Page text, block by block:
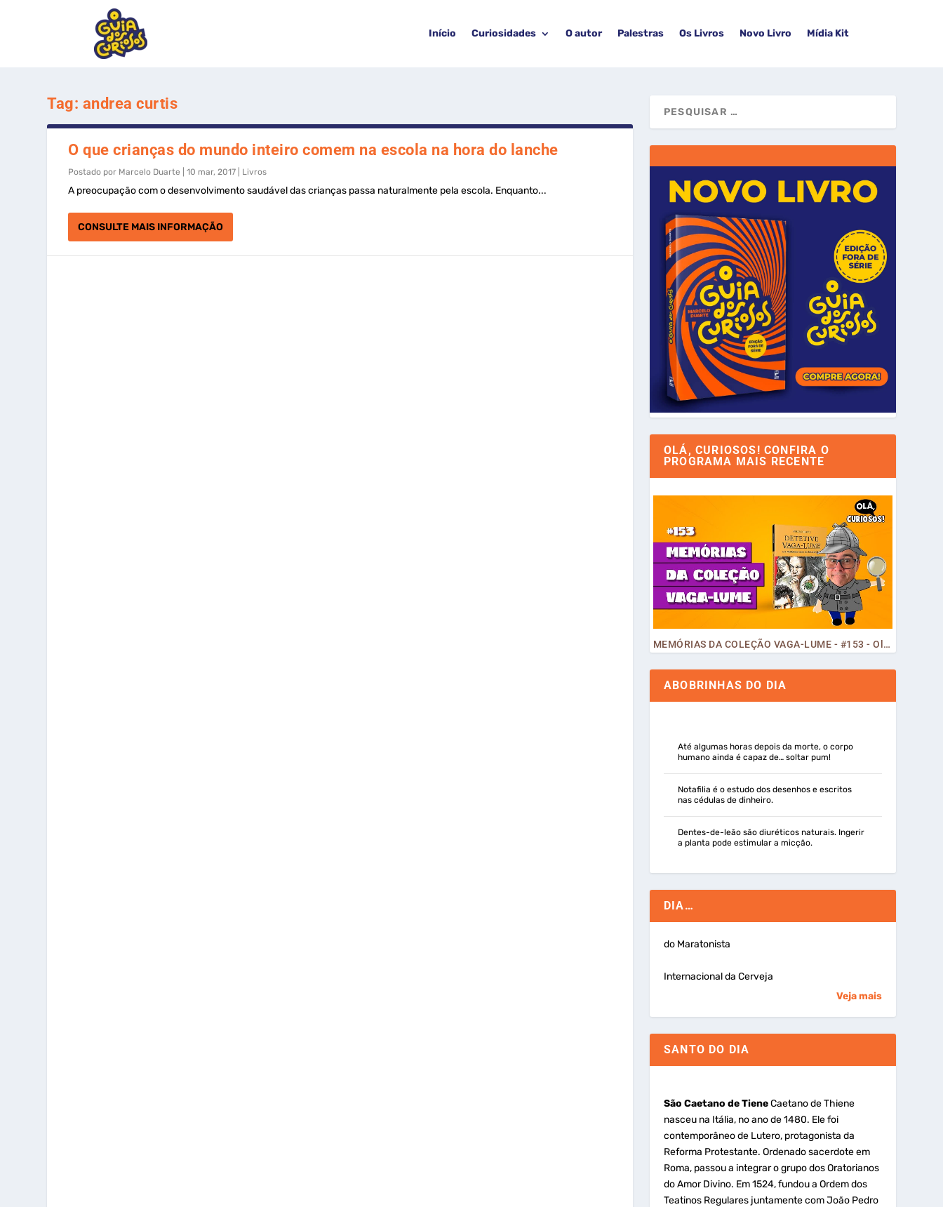
Início Curiosidades O autor Palestras Os Livros Novo Livro Mídia Kit
Tag: andrea curtis
O que crianças do mundo inteiro comem na escola na hora do lanche
Postado por Marcelo Duarte |10 mar, 2017 Livros
A preocupação com o desenvolvimento saudável das crianças passa naturalmente pela escola. Enquanto...
CONSULTE MAIS INFORMAÇÃO
OLÁ, CURIOSOS! CONFIRA O
PROGRAMA MAIS RECENTE
MEMÓRIAS DA COLEÇÃO VAGA-LUME - #153 - Olá, Curiosos! 2023
ABOBRINHAS DO DIA
Até algumas horas depois da morte, o corpo
humano ainda é capaz de… soltar pum!
Notafilia é o estudo dos desenhos e escritos
nas cédulas de dinheiro.
Dentes-de-leão são diuréticos naturais. Ingerir
a planta pode estimular a micção.
DIA…
do Maratonista
Internacional da Cerveja
Veja mais
SANTO DO DIA
São Caetano de TieneCaetano de Thiene
nasceu na Itália, no ano de 1480. Ele foi
contemporâneo de Lutero, protagonista da
Reforma Protestante. Ordenado sacerdote em
Roma, passou a integrar o grupo dos Oratorianos
do Amor Divino. Em 1524, fundou a Ordem dos
Teatinos Regulares juntamente com João Pedro